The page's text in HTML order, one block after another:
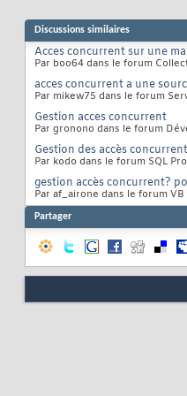
Discussions similaires
Acces concurrent sur une
Par boo64 dans le forum
acces concurrent a une
Par mikew75 dans le forum
Gestion acces concurrent
Par gronono dans le forum
Gestion des accès
Par kodo dans le forum SQL
gestion accès concurrent?
Par af_airone dans le forum
Partager